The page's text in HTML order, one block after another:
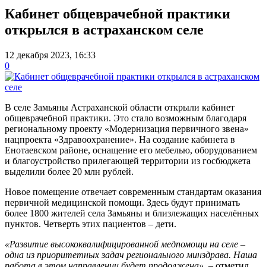
Кабинет общеврачебной практики
открылся в астраханском селе
12 декабря 2023, 16:33
0
В селе Замьяны Астраханской области открыли кабинет
общеврачебной практики. Это стало возможным благодаря
региональному проекту «Модернизация первичного звена»
нацпроекта «Здравоохранение». На создание кабинета в
Енотаевском районе, оснащение его мебелью, оборудованием
и благоустройство прилегающей территории из госбюджета
выделили более 20 млн рублей.
Новое помещение отвечает современным стандартам оказания
первичной медицинской помощи. Здесь будут принимать
более 1800 жителей села Замьяны и близлежащих населённых
пунктов. Четверть этих пациентов – дети.
«Развитие высококвалифицированной медпомощи на селе –
одна из приоритетных задач регионального минздрава. Наша